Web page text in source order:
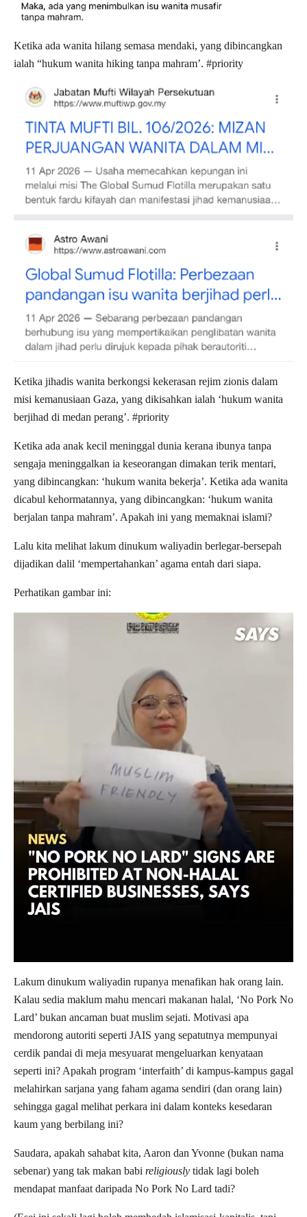
Ketika ada wanita hilang semasa mendaki, yang dibincangkan
ialah “hukum wanita hiking tanpa mahram’. #priority
Ketika jihadis wanita berkongsi kekerasan rejim zionis dalam
misi kemanusiaan Gaza, yang dikisahkan ialah ‘hukum wanita
berjihad di medan perang’. #priority
Ketika ada anak kecil meninggal dunia kerana ibunya tanpa
sengaja meninggalkan ia keseorangan dimakan terik mentari,
yang dibincangkan: ‘hukum wanita bekerja’. Ketika ada wanita
dicabul kehormatannya, yang dibincangkan: ‘hukum wanita
berjalan tanpa mahram’. Apakah ini yang memaknai islami?
Lalu kita melihat lakum dinukum waliyadin berlegar-bersepah
dijadikan dalil ‘mempertahankan’ agama entah dari siapa.
Perhatikan gambar ini:
Lakum dinukum waliyadin rupanya menafikan hak orang lain.
Kalau sedia maklum mahu mencari makanan halal, ‘No Pork No
Lard’ bukan ancaman buat muslim sejati. Motivasi apa
mendorong autoriti seperti JAIS yang sepatutnya mempunyai
cerdik pandai di meja mesyuarat mengeluarkan kenyataan
seperti ini? Apakah program ‘interfaith’ di kampus-kampus gagal
melahirkan sarjana yang faham agama sendiri (dan orang lain)
sehingga gagal melihat perkara ini dalam konteks kesedaran
kaum yang berbilang ini?
Saudara, apakah sahabat kita, Aaron dan Yvonne (bukan nama
sebenar) yang tak makan babi religiously tidak lagi boleh
mendapat manfaat daripada No Pork No Lard tadi?